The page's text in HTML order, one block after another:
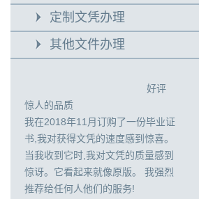
定制文凭办理
其他文件办理
好评
惊人的品质
我在2018年11月订购了一份毕业证
书,我对获得文凭的速度感到惊喜。
当我收到它时,我对文凭的质量感到
惊讶。它看起来就像原版。 我强烈
推荐给任何人他们的服务!